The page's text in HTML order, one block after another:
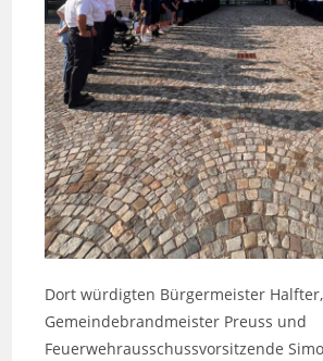
Dort würdigten Bürgermeister Halfter,
Gemeindebrandmeister Preuss und
Feuerwehrausschussvorsitzende